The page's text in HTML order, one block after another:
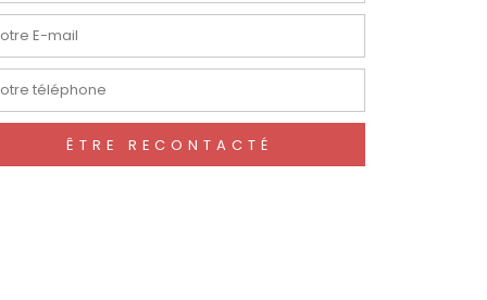
ÊTRE RECONTACTÉ